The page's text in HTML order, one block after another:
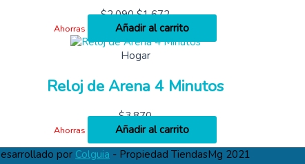
$2,090 $1,672
Ahorras
Añadir al carrito
Hogar
Reloj de Arena 4 Minutos
$3,870
Ahorras
Añadir al carrito
por Colguia - Propiedad TiendasMg 2021